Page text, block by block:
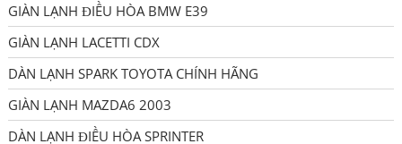
GIÀN LẠNH ĐIỀU HÒA BMW E39
GIÀN LẠNH LACETTI CDX
DÀN LẠNH SPARK TOYOTA CHÍNH HÃNG
GIÀN LẠNH MAZDA6 2003
DÀN LẠNH ĐIỀU HÒA SPRINTER